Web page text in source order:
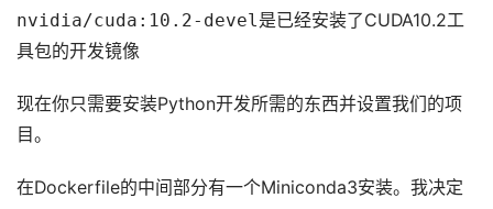
nvidia/cuda:10.2-devel是已经安装了CUDA10.2工
具包的开发镜像
现在你只需要安装Python开发所需的东西并设置我们的项
目。
在Dockerfile的中间部分有一个Miniconda3安装。我决定